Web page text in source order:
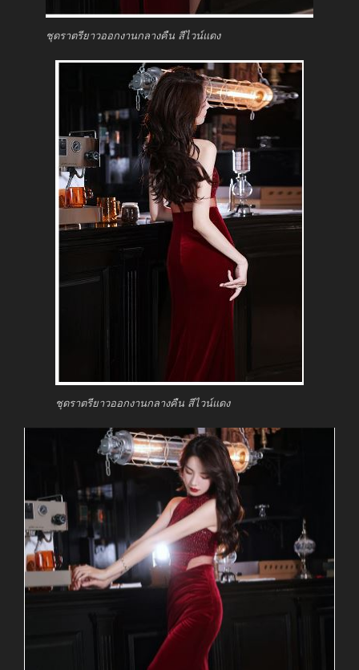
ชุดราตรียาวออกงานกลางคืน สีไวน์แดง
ชุดราตรียาวออกงานกลางคืน สีไวน์แดง